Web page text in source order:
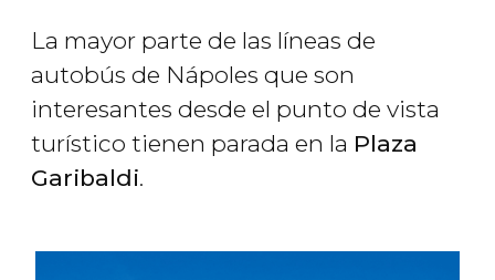
La mayor parte de las líneas de
autobús de Nápoles que son
interesantes desde el punto de vista
turístico tienen parada en la Plaza
Garibaldi.